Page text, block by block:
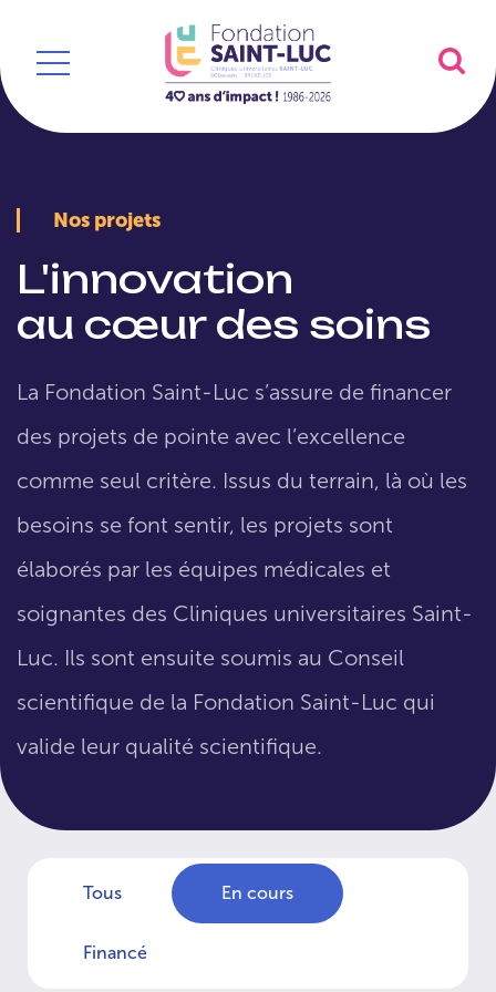
Nos projets
L'innovation
au cœur des soins
La Fondation Saint-Luc s’assure de financer
des projets de pointe avec l’excellence
comme seul critère. Issus du terrain, là où les
besoins se font sentir, les projets sont
élaborés par les équipes médicales et
soignantes des Cliniques universitaires Saint-
Luc. Ils sont ensuite soumis au Conseil
scientifique de la Fondation Saint-Luc qui
valide leur qualité scientifique.
Tous En cours
Financé